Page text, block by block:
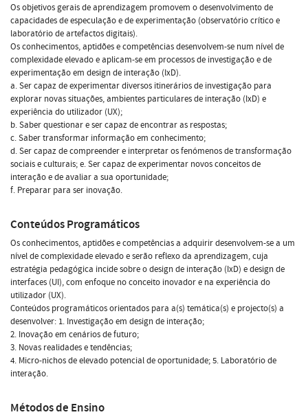
Os objetivos gerais de aprendizagem promovem o desenvolvimento de
capacidades de especulação e de experimentação (observatório crítico e
laboratório de artefactos digitais).
Os conhecimentos, aptidões e competências desenvolvem-se num nível de
complexidade elevado e aplicam-se em processos de investigação e de
experimentação em design de interação (IxD).
a. Ser capaz de experimentar diversos itinerários de investigação para
explorar novas situações, ambientes particulares de interação (IxD) e
experiência do utilizador (UX);
b. Saber questionar e ser capaz de encontrar as respostas;
c. Saber transformar informação em conhecimento;
d. Ser capaz de compreender e interpretar os fenómenos de transformação
sociais e culturais; e. Ser capaz de experimentar novos conceitos de
interação e de avaliar a sua oportunidade;
f. Preparar para ser inovação.
Conteúdos Programáticos
Os conhecimentos, aptidões e competências a adquirir desenvolvem-se a um
nível de complexidade elevado e serão reflexo da aprendizagem, cuja
estratégia pedagógica incide sobre o design de interação (IxD) e design de
interfaces (UI), com enfoque no conceito inovador e na experiência do
utilizador (UX).
Conteúdos programáticos orientados para a(s) temática(s) e projecto(s) a
desenvolver: 1. Investigação em design de interação;
2. Inovação em cenários de futuro;
3. Novas realidades e tendências;
4. Micro-nichos de elevado potencial de oportunidade; 5. Laboratório de
interação.
Métodos de Ensino